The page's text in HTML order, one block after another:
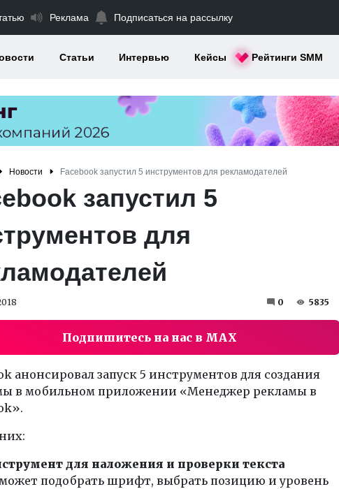
Реклама Подписаться на рассылку
Статьи Интервью Кейсы Рейтинги SMM
Новости Facebook запустил 5 инструментов для рекламодателей
запустил 5
для
0 5835
Подпишитесь на нас в MAX
анонсировал запуск 5 инструментов для создания
в мобильном приложении «Менеджер рекламы в
для наложения и проверки текста
подобрать шрифт, выбрать позицию и уровень